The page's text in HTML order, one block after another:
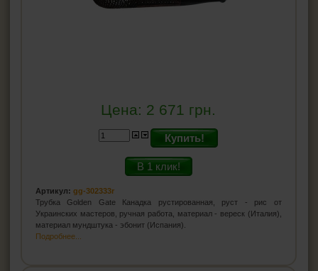
Цена: 2 671 грн.
Купить!
В 1 клик!
Артикул: gg-302333r
Трубка Golden Gate Канадка рустированная, руст - рис от
Украинских мастеров, ручная работа, материал - вереск (Италия),
материал мундштука - эбонит (Испания).
Подробнее...